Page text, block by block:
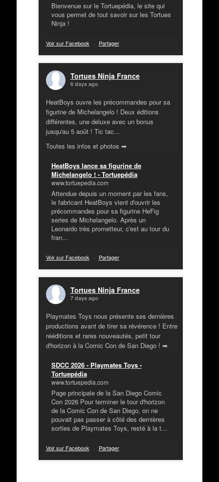
Bienvenue sur le Tortuepédia, le site qui
vous permet de tout savoir sur les Tortues
Ninja !
Voir sur Facebook · Partager
Tortues Ninja France
6 days ago
HeatBoys ouvre les précommandes pour sa
figurine de Michelangelo ! Deux éditions
différentes, une deluxe avec un bonus
jusqu'au 5 août ! Tic tac...
Toutes les infos et photos ➡
HeatBoys lance sa figurine de
Michelangelo ! - Tortuepédia
www.tortuepedia.com
Attendue depuis un moment par les fans,
le fabricant HeatBoys vient d'ouvrir les
précommandes pour sa figurine HeFig
series de Michelangelo. Après un
Leonardo très prometteur, c'est au tour du
fran...
Voir sur Facebook · Partager
Tortues Ninja France
7 days ago
Playmates Toys nous présente ses dernières
productions avant de tirer sa révérence ! Entre
rééditions et rares nouveautés, petit tour
d'horizon à la Comic Con de San Diego ! ➡
SDCC 2026 - Playmates Toys -
Tortuepédia
www.tortuepedia.com
Page principale de la San Diego Comic
Con 2026 Pour terminer le tour d'horizon
de la Comic Con de San Diego, on ne
pouvait pas passer à côté des dernières
sorties de Playmates Toys, resté à la t...
Voir sur Facebook · Partager